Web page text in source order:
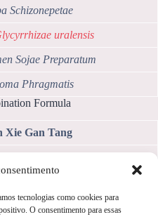
tecnologias como cookies para
O consentimento para essas
Schizonepetae
uralensis
Sojae Preparatum
Phragmatis
Formula
Xie Gan Tang
Gardeniae jasminoidis